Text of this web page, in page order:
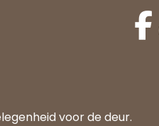
voor de deur.